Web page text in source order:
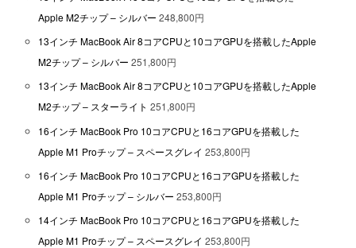
Apple M2チップ – シルバー 248,800円
13インチ MacBook Air 8コアCPUと10コアGPUを搭載したApple
M2チップ – シルバー 251,800円
13インチ MacBook Air 8コアCPUと10コアGPUを搭載したApple
M2チップ – スターライト 251,800円
16インチ MacBook Pro 10コアCPUと16コアGPUを搭載した
Apple M1 Proチップ – スペースグレイ 253,800円
16インチ MacBook Pro 10コアCPUと16コアGPUを搭載した
Apple M1 Proチップ – シルバー 253,800円
14インチ MacBook Pro 10コアCPUと16コアGPUを搭載した
Apple M1 Proチップ – スペースグレイ 253,800円